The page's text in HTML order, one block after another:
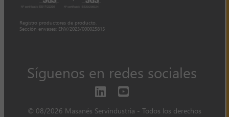
Registro productores de producto.
Sección envases: ENV/2023/000025815
Síguenos en redes sociales
© 08/2026 Masanés Servindustria - Todos los derechos